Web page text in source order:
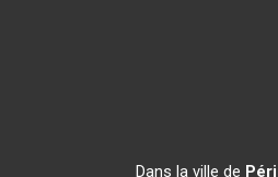
Dans la ville de